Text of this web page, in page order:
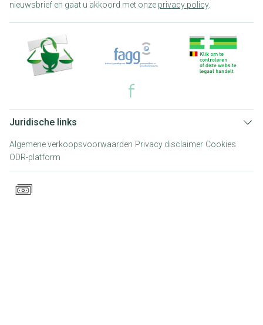
nieuwsbrief en gaat u akkoord met onze privacy policy.
Juridische links
Algemene verkoopsvoorwaarden Privacy disclaimer Cookies
ODR-platform